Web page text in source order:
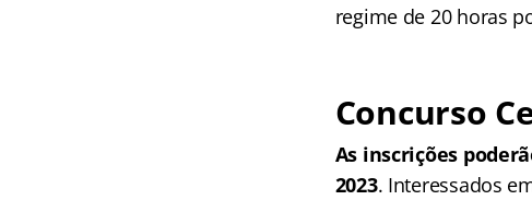
regime de 20 horas
Concurso
As inscrições
2023. Interessados